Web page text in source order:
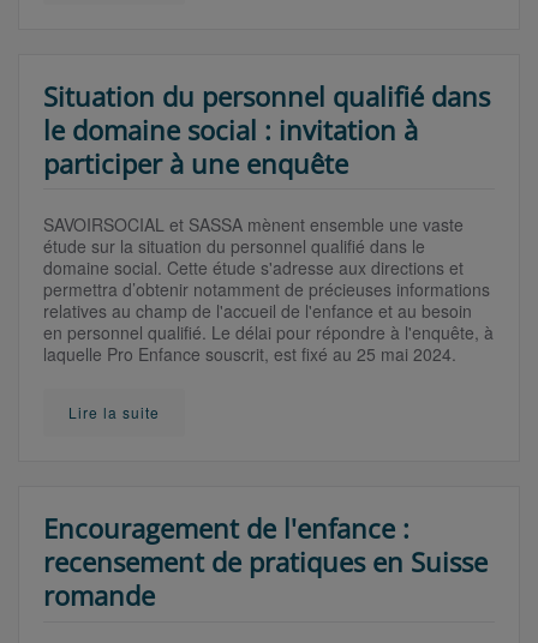
Situation du personnel qualifié dans
le domaine social : invitation à
participer à une enquête
SAVOIRSOCIAL et SASSA mènent ensemble une vaste
étude sur la situation du personnel qualifié dans le
domaine social. Cette étude s'adresse aux directions et
permettra d’obtenir notamment de précieuses informations
relatives au champ de l'accueil de l'enfance et au besoin
en personnel qualifié. Le délai pour répondre à l'enquête, à
laquelle Pro Enfance souscrit, est fixé au 25 mai 2024.
Lire la suite
Encouragement de l'enfance :
recensement de pratiques en Suisse
romande